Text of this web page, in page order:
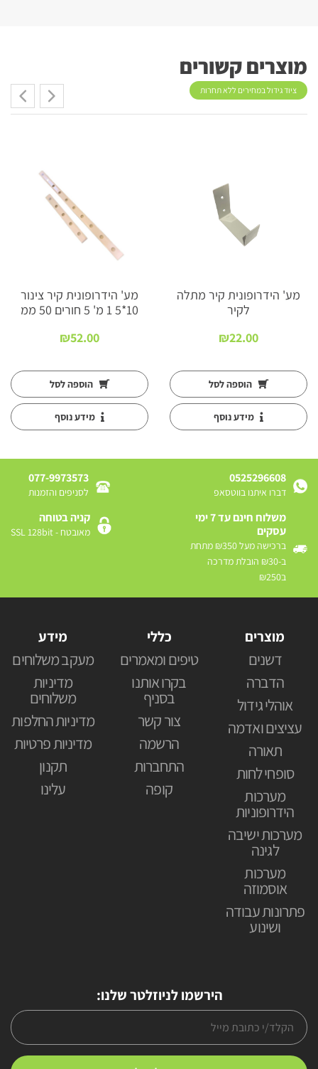
מוצרים קשורים
ציוד גידול במחירים ללא תחרות
מע' הידרופונית קיר מתלה
לקיר
₪22.00
הוספה לסל
מידע נוסף
מע' הידרופונית קיר צינור
10*5 1 מ' 5 חורים 50 ממ
₪52.00
הוספה לסל
מידע נוסף
0525296608
דברו איתנו בווטסאפ
077-9973573
לסניפים והזמנות
משלוח חינם עד 7 ימי
עסקים
ברכישה מעל ₪350 מתחת
ב-₪30 הובלת מדרכה
ב₪250
קניה בטוחה
מאובטח - SSL 128bit
מוצרים
דשנים
הדברה
אוהלי גידול
עציצים ואדמה
תאורה
סופחי לחות
מערכות
הידרופוניות
מערכות ישיבה
לגינה
מערכות
אוסמוזה
פתרונות עבודה
ושינוע
כללי
טיפים ומאמרים
בקרו אותנו
בסניף
צור קשר
הרשמה
התחברות
קופה
מידע
מעקב משלוחים
מדיניות
משלוחים
מדיניות החלפות
מדיניות פרטיות
תקנון
עלינו
הירשמו לניוזלטר שלנו: